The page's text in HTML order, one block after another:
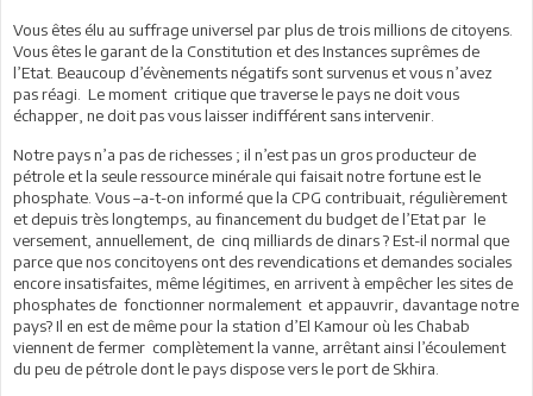
Vous êtes élu au suffrage universel par plus de trois millions de citoyens.
Vous êtes le garant de la Constitution et des Instances suprêmes de
l’Etat. Beaucoup d’évènements négatifs sont survenus et vous n’avez
pas réagi. Le moment critique que traverse le pays ne doit vous
échapper, ne doit pas vous laisser indifférent sans intervenir.
Notre pays n’a pas de richesses ; il n’est pas un gros producteur de
pétrole et la seule ressource minérale qui faisait notre fortune est le
phosphate. Vous –a-t-on informé que la CPG contribuait, régulièrement
et depuis très longtemps, au financement du budget de l’Etat par le
versement, annuellement, de cinq milliards de dinars ? Est-il normal que
parce que nos concitoyens ont des revendications et demandes sociales
encore insatisfaites, même légitimes, en arrivent à empêcher les sites de
phosphates de fonctionner normalement et appauvrir, davantage notre
pays? Il en est de même pour la station d’El Kamour où les Chabab
viennent de fermer complètement la vanne, arrêtant ainsi l’écoulement
du peu de pétrole dont le pays dispose vers le port de Skhira.